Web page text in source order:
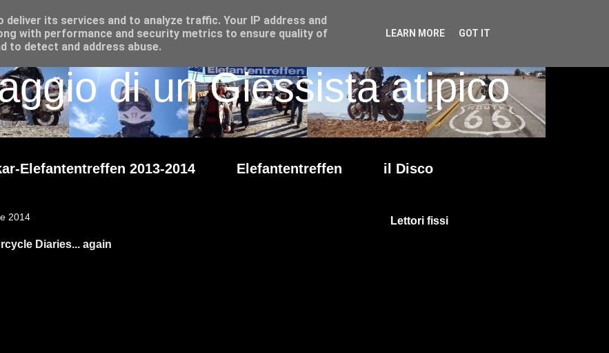
di un Giessista atipico
Elefantentreffen 2013-2014 Elefantentreffen il Disco
2014
Diaries... again
Lettori fissi
its services and to analyze traffic. Your IP address and
with performance and security metrics to ensure quality of
to detect and address abuse.
LEARN MORE GOT IT